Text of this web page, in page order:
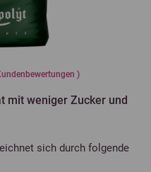
)
mit weniger Zucker und
sich durch folgende